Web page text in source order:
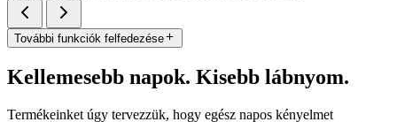
További funkciók felfedezése
Kellemesebb napok. Kisebb lábnyom.
Termékeinket úgy tervezzük, hogy egész napos kényelmet